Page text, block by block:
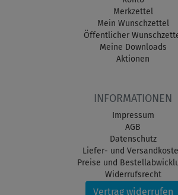
Merkzettel
Mein Wunschzettel
Öffentlicher
Meine Downloads
Aktionen
INFORMATIONEN
Impressum
AGB
Datenschutz
Liefer- und
Preise und
Widerrufsrecht
Vertrag widerrufen